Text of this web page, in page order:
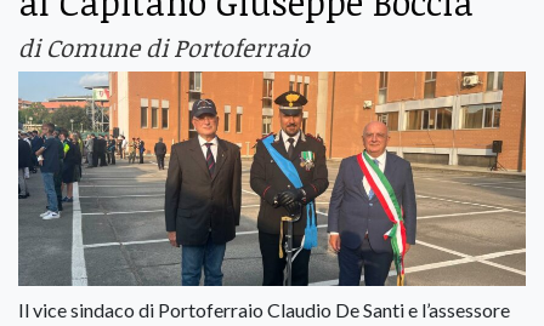
di Comune di Portoferraio
Il vice sindaco di Portoferraio Claudio De Santi e l’assessore